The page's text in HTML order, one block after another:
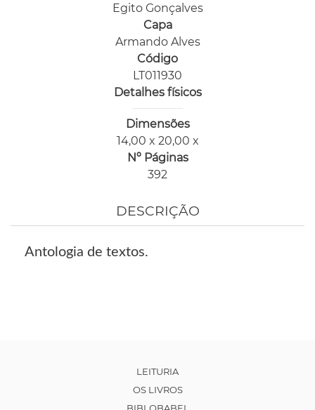
Egito Gonçalves
Capa
Armando Alves
Código
LT011930
Detalhes físicos
Dimensões
14,00 x 20,00 x
Nº Páginas
392
DESCRIÇÃO
Antologia de textos.
LEITURIA
OS LIVROS
BIBLOBABEL